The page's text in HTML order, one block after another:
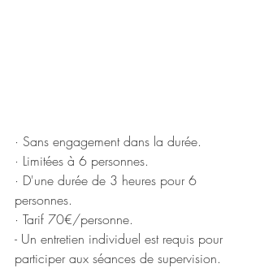
· Sans engagement dans la durée.
· Limitées à 6 personnes.
· D'une durée de 3 heures pour 6
personnes.
· Tarif 70€/personne.
- Un entretien individuel est requis pour
participer aux séances de supervision.